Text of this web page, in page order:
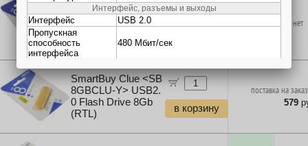
SmartBuy Clue <SB
8GBCLU-W> USB2.
0 Flash Drive 8Gb
(RTL)
1шт.
нет
SmartBuy Clue <SB
8GBCLU-Y> USB2.
0 Flash Drive 8Gb
(RTL)
в корзину
поставка на
579